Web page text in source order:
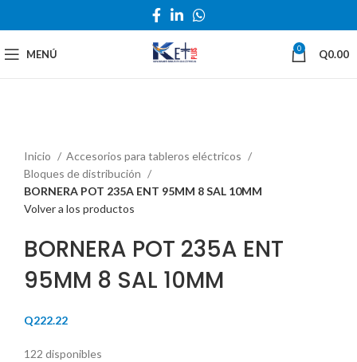
MENÚ 0 Q0.00
Inicio
Accesorios para tableros eléctricos
Bloques de distribución
BORNERA POT 235A ENT 95MM 8 SAL 10MM
Volver a los productos
BORNERA POT 235A ENT
95MM 8 SAL 10MM
Q222.22
122 disponibles